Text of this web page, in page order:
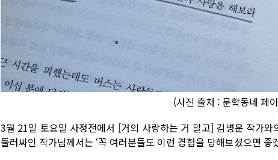
(사진 출처 : 문학동네 페
3월 21일 토요일 사정전에서 [거의 사랑하는 거 말고] 김병운 작가
둘러싸인 작가님께서는 ‘꼭 여러분들도 이런 경험을 당해보셨으면